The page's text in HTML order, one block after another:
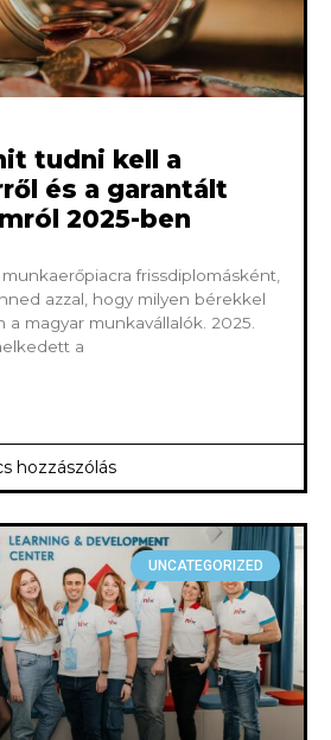
tudni kell a
és a garantált
2025-ben
frissdiplomásként,
azzal, hogy milyen bérekkel
a magyar munkavállalók. 2025.
a
hozzászólás
UNCATEGORIZED